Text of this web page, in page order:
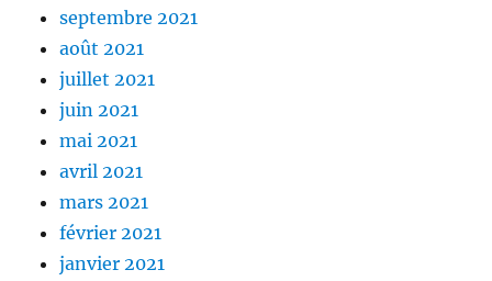
septembre 2021
août 2021
juillet 2021
juin 2021
mai 2021
avril 2021
mars 2021
février 2021
janvier 2021